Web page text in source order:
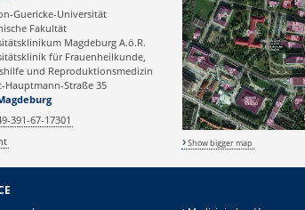
Guericke-Universität
Fakultät
Magdeburg A.ö.R.
für Frauenheilkunde,
und Reproduktionsmedizin
Hauptmann-Straße 35
391-67-17301
Show bigger map